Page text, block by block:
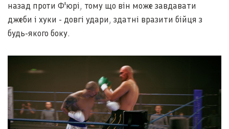
назад проти Ф'юрі, тому що він може завдавати
джеби і хуки - довгі удари, здатні вразити бійця з
будь-якого боку.